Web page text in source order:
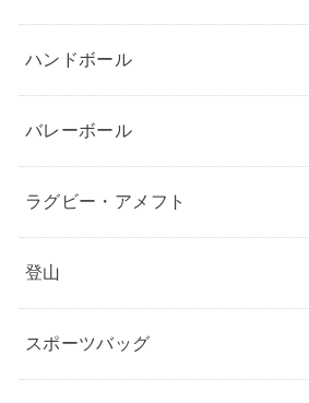
ハンドボール
バレーボール
ラグビー・アメフト
登山
スポーツバッグ